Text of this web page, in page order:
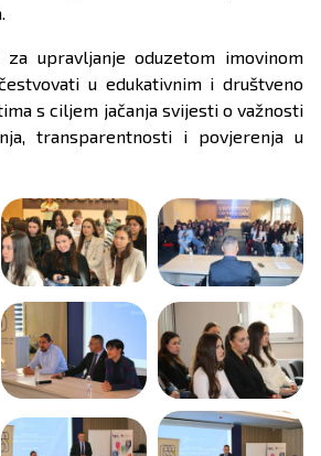
za upravljanje oduzetom imovinom
u edukativnim i društveno
s ciljem jačanja svijesti o važnosti
transparentnosti i povjerenja u